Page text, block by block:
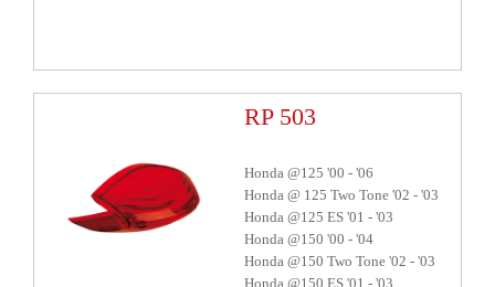
RP 503
Honda @125 '00 - '06
Honda @ 125 Two Tone '02 - '03
Honda @125 ES '01 - '03
Honda @150 '00 - '04
Honda @150 Two Tone '02 - '03
Honda @150 ES '01 - '03